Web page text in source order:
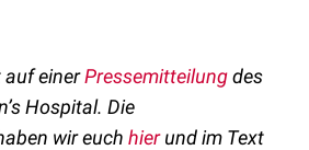
auf einerPressemitteilungdes
Hospital. Die
wir euch hierund im Text